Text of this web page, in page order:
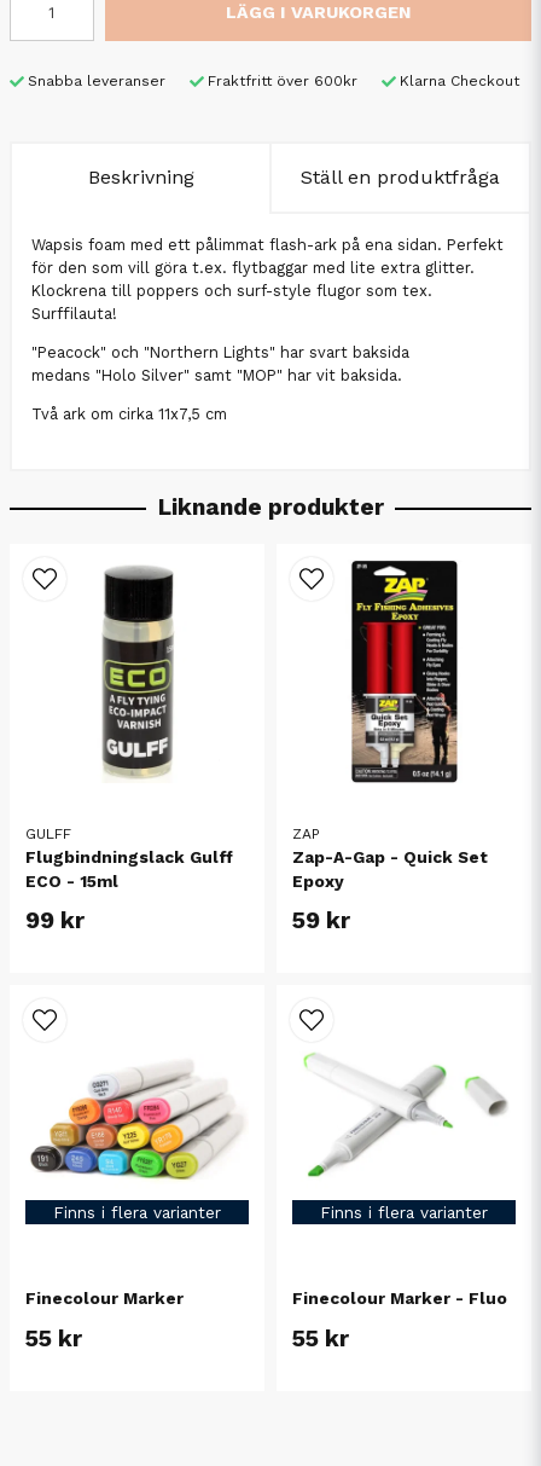
LÄGG I VARUKORGEN
Snabba leveranser Fraktfritt över 600kr Klarna Checkout
Beskrivning Ställ en produktfråga
Wapsis foam med ett pålimmat flash-ark på ena sidan. Perfekt
för den som vill göra t.ex. flytbaggar med lite extra glitter.
Klockrena till poppers och surf-style flugor som tex.
Surffilauta!
"Peacock" och "Northern Lights" har svart baksida
medans "Holo Silver" samt "MOP" har vit baksida.
Två ark om cirka 11x7,5 cm
Liknande produkter
GULFF
Flugbindningslack Gulff
ECO - 15ml
99 kr
ZAP
Zap-A-Gap - Quick Set
Epoxy
59 kr
Finns i flera varianter
Finecolour Marker
55 kr
Finns i flera varianter
Finecolour Marker - Fluo
55 kr